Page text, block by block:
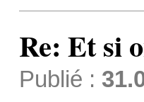
Re: Et si
Publié :